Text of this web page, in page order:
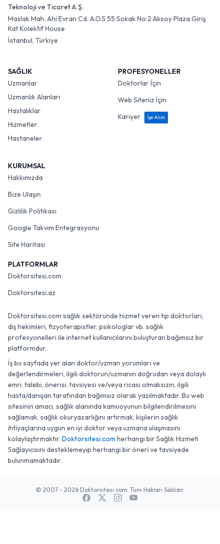
Teknoloji ve Ticaret A.Ş.
Maslak Mah. Ahi Evran Cd. A.O.S 55 Sokak No:2 Aksoy Plaza Giriş
Kat Kolektif House
İstanbul, Türkiye
SAĞLIK
Uzmanlar
Uzmanlık Alanları
Hastalıklar
Hizmetler
Hastaneler
PROFESYONELLER
Doktorlar İçin
Web Siteniz İçin
Kariyer
İşe Alım
KURUMSAL
Hakkımızda
Bize Ulaşın
Gizlilik Politikası
Google Takvim Entegrasyonu
Site Haritası
PLATFORMLAR
Doktorsitesi.com
Doktorsitesi.az
Doktorsitesi.com sağlık sektöründe hizmet veren tıp doktorları,
diş hekimleri, fizyoterapistler, psikologlar vb. sağlık
profesyonelleri ile internet kullanıcılarını buluşturan bağımsız bir
platformdur.
İş bu sayfada yer alan doktor/uzman yorumları ve
değerlendirmeleri, ilgili doktorun/uzmanın doğrudan veya dolaylı
emri, talebi, önerisi, tavsiyesi ve/veya ricası olmaksızın, ilgili
hasta/danışan tarafından bağımsız olarak yazılmaktadır. Bu web
sitesinin amacı, sağlık alanında kamuoyunun bilgilendirilmesini
sağlamak, sağlık okuryazarlığını artırmak, kişilerin sağlık
ihtiyaçlarına uygun en iyi doktor veya uzmana ulaşmasını
kolaylaştırmaktır. Doktorsitesi.com herhangi bir Sağlık Hizmeti
Sağlayıcısını desteklemeyip herhangi bir öneri ve tavsiyede
bulunmamaktadır.
© 2007 - 2026 Doktorsitesi.com. Tüm Hakları Saklıdır.